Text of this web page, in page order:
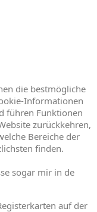
die bestmögliche
Informationen
führen Funktionen
zurückkehren,
Bereiche der
finden.
sogar mir in de
auf der